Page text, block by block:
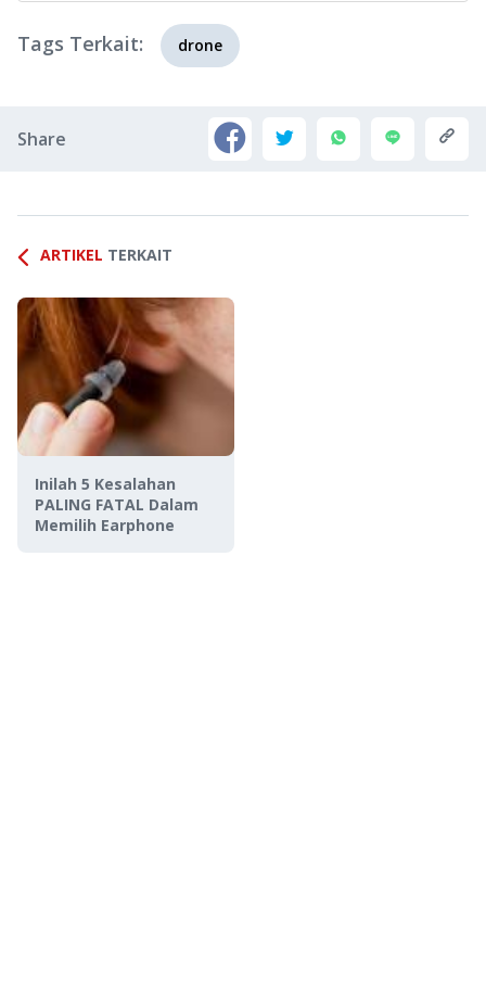
Tags Terkait: drone
Share
ARTIKEL TERKAIT
Inilah 5 Kesalahan
PALING FATAL Dalam
Memilih Earphone